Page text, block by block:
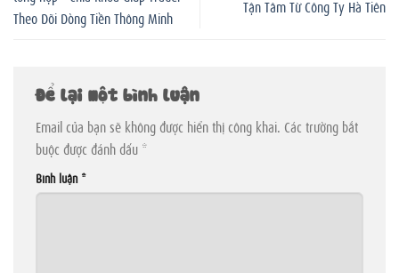
Theo Dõi Dòng Tiền Thông Minh
Tận Tâm Từ Công Ty Hà Tiên
Để lại một bình luận
Email của bạn sẽ không được hiển thị công khai. Các trường bắt
buộc được đánh dấu *
Bình luận *